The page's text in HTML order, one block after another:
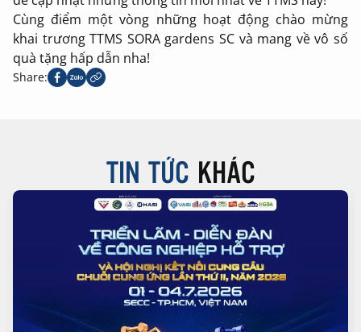
Cùng điểm một vòng những hoạt động chào mừng
khai trương TTMS SORA gardens SC và mang về vô số
quà tặng hấp dẫn nha!
Share:
TIN TỨC KHÁC